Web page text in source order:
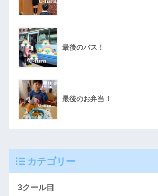
最後のバス！
最後のお弁当！
カテゴリー
3クール目